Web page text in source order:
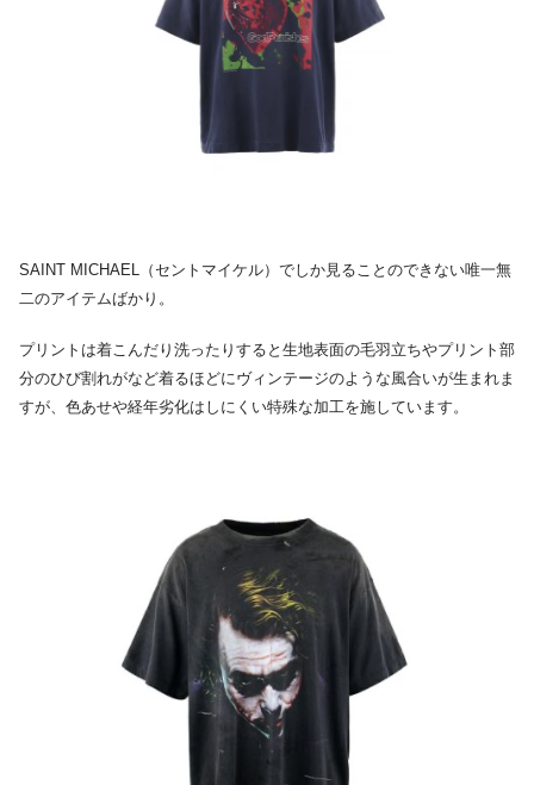
SAINT MICHAEL（セントマイケル）でしか見ることのできない唯一無
二のアイテムばかり。
プリントは着こんだり洗ったりすると生地表面の毛羽立ちやプリント部
分のひび割れがなど着るほどにヴィンテージのような風合いが生まれま
すが、色あせや経年劣化はしにくい特殊な加工を施しています。